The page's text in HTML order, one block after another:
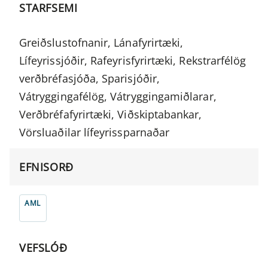
STARFSEMI
Greiðslustofnanir, Lánafyrirtæki,
Lífeyrissjóðir, Rafeyrisfyrirtæki, Rekstrarfélög
verðbréfasjóða, Sparisjóðir,
Vátryggingafélög, Vátryggingamiðlarar,
Verðbréfafyrirtæki, Viðskiptabankar,
Vörsluaðilar lífeyrissparnaðar
EFNISORÐ
AML
VEFSLÓÐ